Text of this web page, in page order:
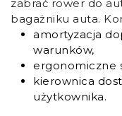
zabrać rower do
bagażniku auta.
amortyzacja
warunków,
ergonomiczne
kierownica
użytkownika.